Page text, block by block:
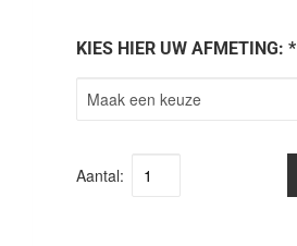
KIES HIER UW AFMETING: *
Aantal: